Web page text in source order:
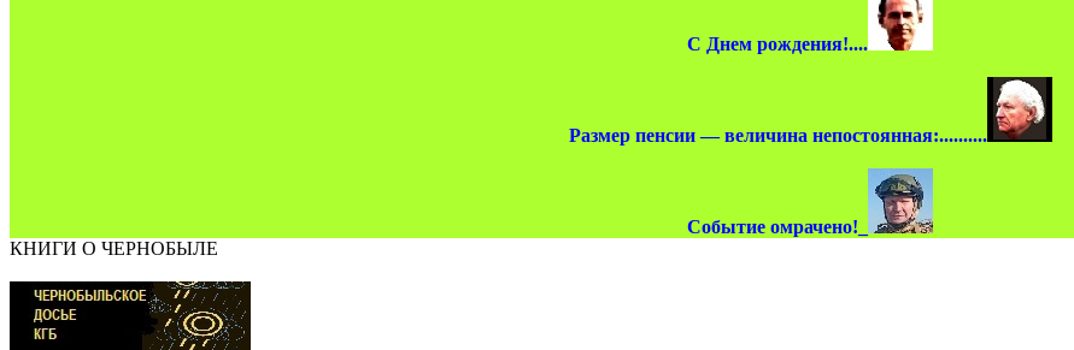
С Днем рождения!....
Размер пенсии — величина непостоянная:..........
Событие омрачено!_
КНИГИ О ЧЕРНОБЫЛЕ